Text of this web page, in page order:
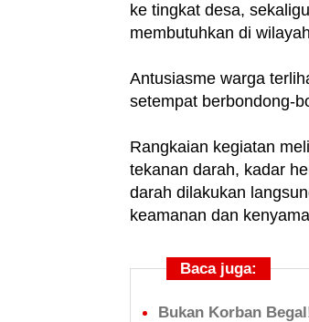
ke tingkat desa,
membutuhkan di
Antusiasme warga
setempat berbondong-
Rangkaian kegiatan
tekanan darah, kadar
darah dilakukan
keamanan dan
Baca juga:
Bukan Korban